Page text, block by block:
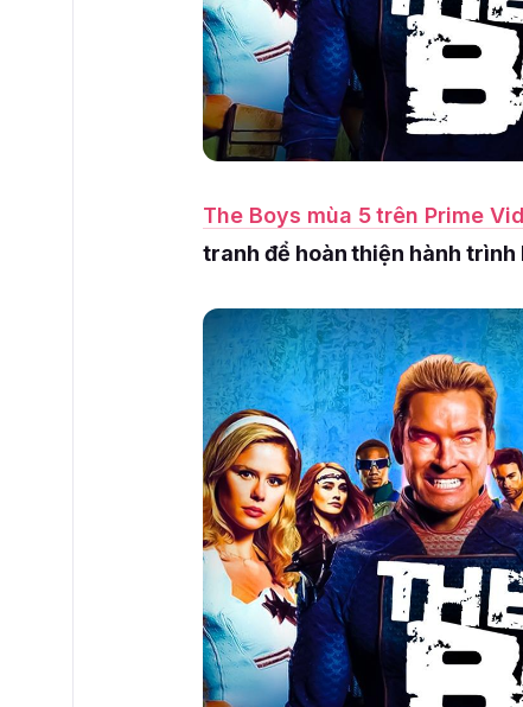
The Boys mùa 5 trên Prime
tranh để hoàn thiện hành